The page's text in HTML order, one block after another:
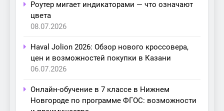
Роутер мигает индикаторами — что означают
цвета
08.07.2026
Haval Jolion 2026: Обзор нового кроссовера,
цен и возможностей покупки в Казани
06.07.2026
Онлайн-обучение в 7 классе в Нижнем
Новгороде по программе ФГОС: возможности